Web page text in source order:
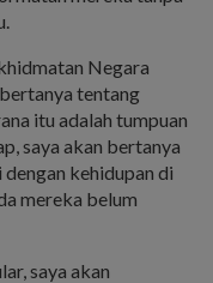
Negara
tentang
itu adalah tumpuan
saya akan bertanya
kehidupan di
mereka belum
saya akan